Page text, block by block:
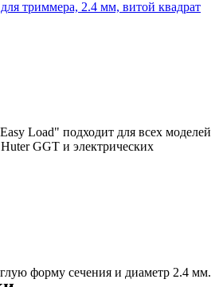
триммера, 2.4 мм, витой квадрат
Load" подходит для всех моделей
GGT и электрических
форму сечения и диаметр 2.4 мм.